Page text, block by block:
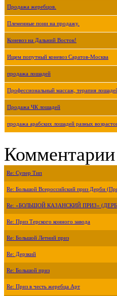
Продажа жеребцов.
Племенные пони на продажу.
Коневоз на Дальний Восток!
Ищем попутный коневоз Саратов-Москва
продажа лошадей
Профессиональный массаж, терапия
Продажа ЧК лошадей
продажа арабских лошадей разных
Комментарии
Re: Супер Тип
Re: Большой Всероссийский приз Дерби
Re: «БОЛЬШОЙ КАЗАНСКИЙ ПРИЗ»
Re: Приз Терского конного завода
Re: Большой Летний приз
Re: Дерзкий
Re: Большой приз
Re: Приз в честь жеребца Арт